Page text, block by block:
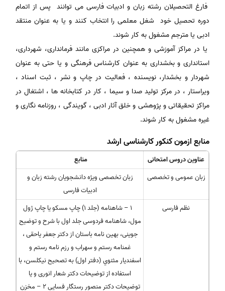
فارغ التحصیلان رشته زبان و ادبیات فارسی می توانند پس از اتمام
دوره تحصیل خود شغل معلمی را انتخاب کنند و یا به عنوان منتقد
ادبی یا مترجم مشغول به کار شوند.
یا در مراکز آموزشی و همچنین در مراکزی مانند فرمانداری، شهرداری،
استانداری و بخشداری به عنوان کارشناس فرهنگی و یا حتی به عنوان
شهردار و بخشدار، نویسنده ، فعالیت در چاپ و نشر ، ثبت اسناد ،
ویراستار ، در مرکز تولید صدا و سیما ، کار در کتابخانه ها ، اشتغال در
مراکز تحقیقاتی و پژوهشی و خلق آثار ادبی ، گویندگی ، روزنامه نگاری و
غیره مشغول به کار شوند.
منابع ازمون کنکور کارشناسی ارشد
عناوین دروس امتحانی
منابع
زبان عمومی و تخصصی
زبان تخصصی ویژه دانشجویان رشته زبان و
ادبیات فارسی
نظم فارسی
۱ – شاهنامه (جلد ۱) چاپ مسکو یا چاپ ژول
مول، شاهنامه فردوسی جلد اول با شرح و توضیح
جوینی، بهین نامه باستان از دکتر جعفر یاحقی ،
غمنامه رستم و سهراب و رزم نامه رستم و
اسفندیار مثنوي (دفتر اول) به تصحیح نیکلسن، با
استفاده از توضیحات دکتر شعار انوری و یا
توضیحات دکتر منصور رستگار فسایی ۲ – مخزن